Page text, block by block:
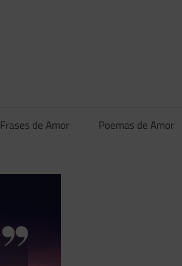
Frases de Amor Poemas de Amor